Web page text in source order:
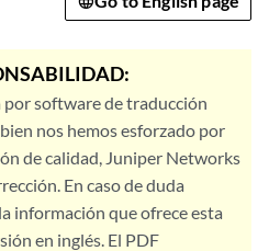
por software de traducción
nos hemos esforzado por
de calidad, Juniper Networks
En caso de duda
información que ofrece esta
en inglés. El PDF